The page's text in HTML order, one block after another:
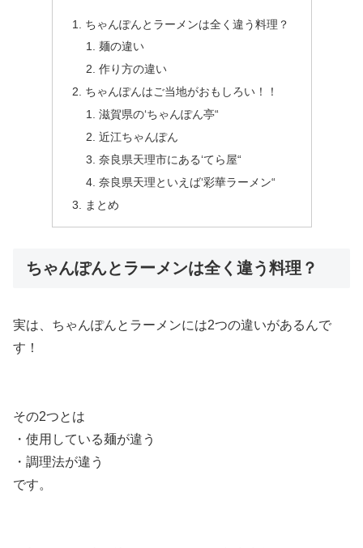
ちゃんぽんとラーメンは全く違う料理？
麺の違い
作り方の違い
ちゃんぽんはご当地がおもしろい！！
滋賀県の‘ちゃんぽん亭“
近江ちゃんぽん
奈良県天理市にある‘てら屋“
奈良県天理といえば‘彩華ラーメン“
まとめ
ちゃんぽんとラーメンは全く違う料理？
実は、ちゃんぽんとラーメンには2つの違いがあるんで
す！
その2つとは
・使用している麺が違う
・調理法が違う
です。